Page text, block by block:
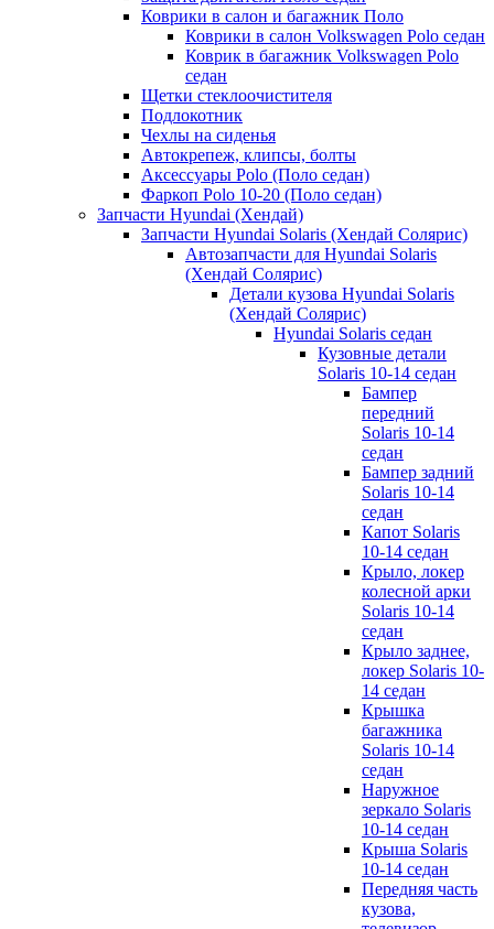
Коврики в салон и багажник Поло
Коврики в салон Volkswagen Polo седан
Коврик в багажник Volkswagen Polo
седан
Щетки стеклоочистителя
Подлокотник
Чехлы на сиденья
Автокрепеж, клипсы, болты
Аксессуары Polo (Поло седан)
Фаркоп Polo 10-20 (Поло седан)
Запчасти Hyundai (Хендай)
Запчасти Hyundai Solaris (Хендай Солярис)
Автозапчасти для Hyundai Solaris
(Хендай Солярис)
Детали кузова Hyundai Solaris
(Хендай Солярис)
Hyundai Solaris седан
Кузовные детали
Solaris 10-14 седан
Бампер
передний
Solaris 10-14
седан
Бампер задний
Solaris 10-14
седан
Капот Solaris
10-14 седан
Крыло, локер
колесной арки
Solaris 10-14
седан
Крыло заднее,
локер Solaris 10-
14 седан
Крышка
багажника
Solaris 10-14
седан
Наружное
зеркало Solaris
10-14 седан
Крыша Solaris
10-14 седан
Передняя часть
кузова,